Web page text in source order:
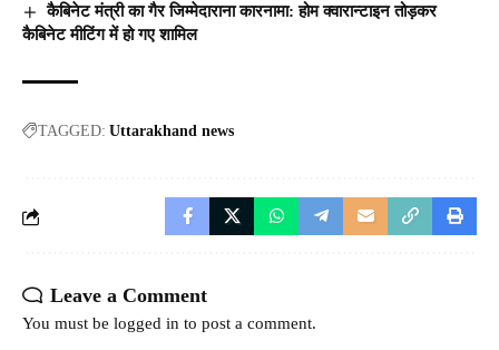
कैबिनेट मंत्री का गैर जिम्मेदाराना कारनामा: होम क्वारान्टाइन तोड़कर
कैबिनेट मीटिंग में हो गए शामिल
TAGGED: Uttarakhand news
Leave a Comment
You must be logged in to post a comment.